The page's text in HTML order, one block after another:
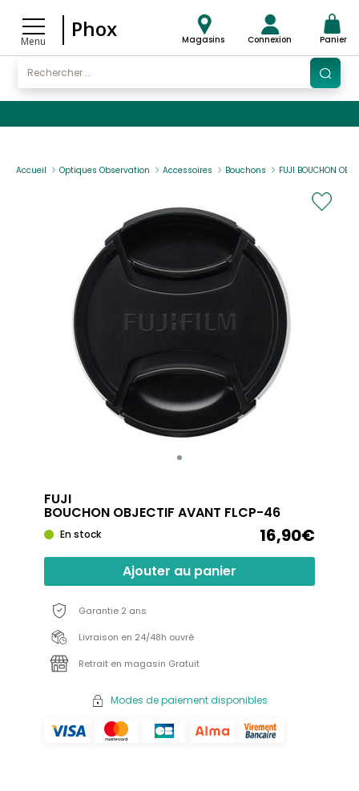
Menu
Phox Magasins Connexion Panier
Accueil Optiques Observation Accessoires Bouchons FUJI BOUCHON
FUJI
BOUCHON OBJECTIF AVANT FLCP-46
En stock 16,90€
Ajouter au panier
Garantie 2 ans
Livraison en 24/48h ouvré
Retrait en magasin Gratuit
Modes de paiement disponibles